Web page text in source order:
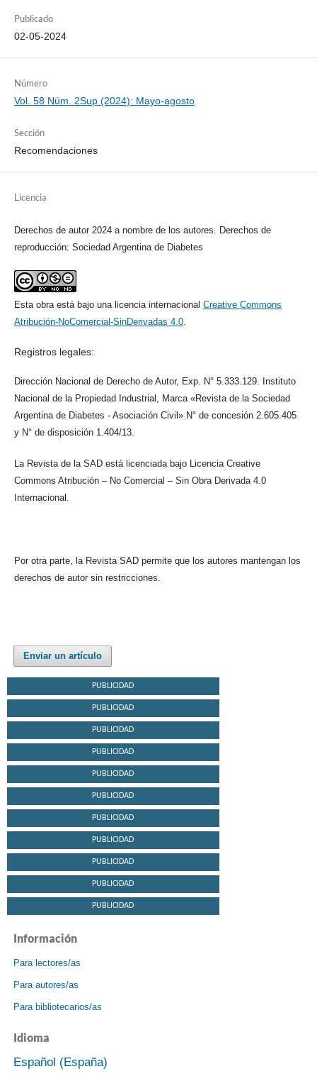
Publicado
02-05-2024
Número
Vol. 58 Núm. 2Sup (2024): Mayo-agosto
Sección
Recomendaciones
Licencia
Derechos de autor 2024 a nombre de los autores. Derechos de
reproducción: Sociedad Argentina de Diabetes
Esta obra está bajo una licencia internacional Creative Commons
Atribución-NoComercial-SinDerivadas 4.0.
Registros legales:
Dirección Nacional de Derecho de Autor, Exp. N° 5.333.129. Instituto
Nacional de la Propiedad Industrial, Marca «Revista de la Sociedad
Argentina de Diabetes - Asociación Civil» N° de concesión 2.605.405
y N° de disposición 1.404/13.
La Revista de la SAD está licenciada bajo Licencia Creative
Commons Atribución – No Comercial – Sin Obra Derivada 4.0
Internacional.
Por otra parte, la Revista SAD permite que los autores mantengan los
derechos de autor sin restricciones.
Enviar un artículo
PUBLICIDAD
PUBLICIDAD
PUBLICIDAD
PUBLICIDAD
PUBLICIDAD
PUBLICIDAD
PUBLICIDAD
PUBLICIDAD
PUBLICIDAD
PUBLICIDAD
PUBLICIDAD
Información
Para lectores/as
Para autores/as
Para bibliotecarios/as
Idioma
Español (España)